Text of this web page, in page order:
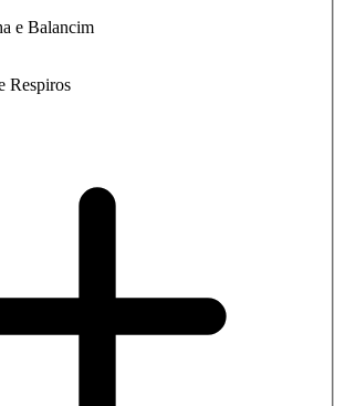
e Balancim
Respiros